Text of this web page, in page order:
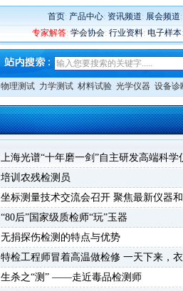
首页: 产品中心: 资讯频道: 展会频道
专家解答: 学会协会: 行业资料: 电子样本
物理测试 力学测试 材料试验 光学仪器 设备诊
上海光谱“十年磨一剑”自主研发高端科学
培训农残检测员
坐标测量技术交流会召开 聚焦最新仪器
“80后”国家级质检师“玩”玉器
无捐探伤检测的特点与优势
特检工程师冒着高温做检修 一天下来，
生杀之“测” ——走近毒品检测师